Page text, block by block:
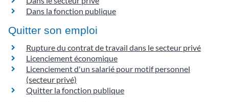
Dans la fonction publique
Quitter son emploi
Rupture du contrat de travail dans le secteur privé
Licenciement économique
Licenciement d'un salarié pour motif personnel
(secteur privé)
Quitter la fonction publique